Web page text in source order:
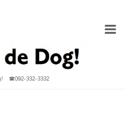
☎092-332-3332